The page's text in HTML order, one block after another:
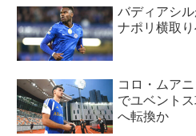
バディアシ
ナポリ横取り
コロ・ムア
でユベント
へ転換か